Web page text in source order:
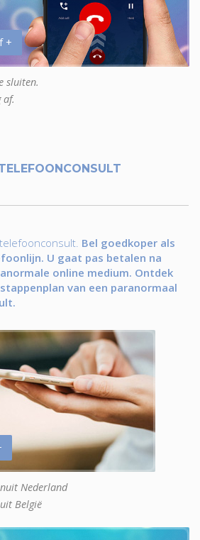
+
sluiten.
af.
Bel goedkoper als
U gaat pas betalen na
online medium. Ontdek
van een paranormaal
Nederland
België